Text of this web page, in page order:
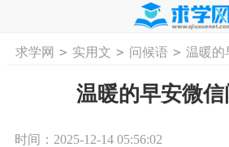
首页 工作计划 活动计划
求学网 > 实用文 > 问候语 > 温暖的
温暖的早安微
时间：2025-12-14 05:56:02